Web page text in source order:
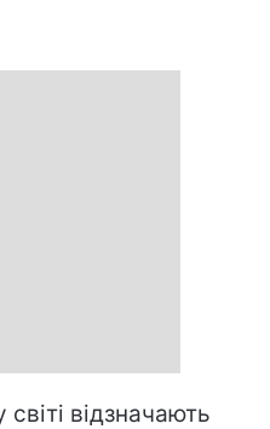
відзначають